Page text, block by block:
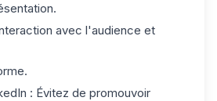
avec l'audience et
: Évitez de promouvoir